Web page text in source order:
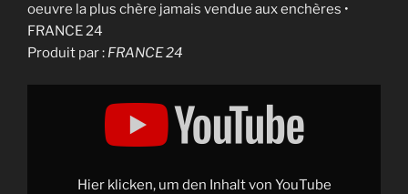
oeuvre la plus chère jamais vendue aux enchères •
FRANCE 24
Produit par : FRANCE 24
Display
Hier klicken, um den Inhalt von YouTube